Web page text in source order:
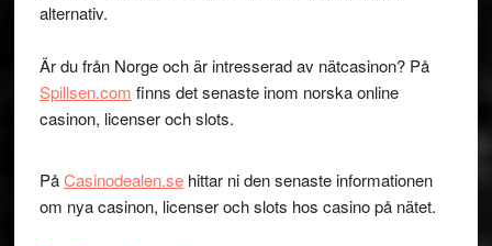
alternativ.
Är du från Norge och är intresserad av nätcasinon? På
Spillsen.com finns det senaste inom norska online
casinon, licenser och slots.
PåCasinodealen.sehittar ni den senaste informationen
om nya casinon, licenser och slots hos casino på nätet.